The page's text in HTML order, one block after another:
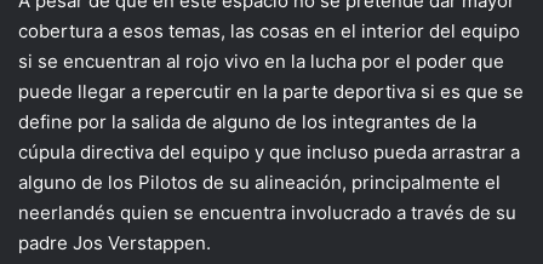
cobertura a esos temas, las cosas en el interior del equipo
si se encuentran al rojo vivo en la lucha por el poder que
puede llegar a repercutir en la parte deportiva si es que se
define por la salida de alguno de los integrantes de la
cúpula directiva del equipo y que incluso pueda arrastrar a
alguno de los Pilotos de su alineación, principalmente el
neerlandés quien se encuentra involucrado a través de su
padre Jos Verstappen.